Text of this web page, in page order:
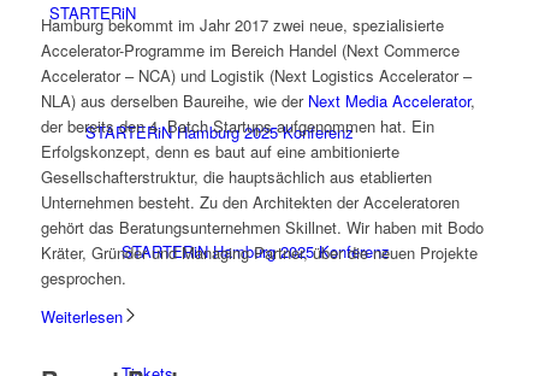
STARTERiN
STARTERiN Hamburg 2025 Konferenz
STARTERiN Hamburg 2025 Konferenz
Hamburg bekommt im Jahr 2017 zwei neue, spezialisierte
Accelerator-Programme im Bereich Handel (Next Commerce
Accelerator – NCA) und Logistik (Next Logistics Accelerator –
NLA) aus derselben Baureihe, wie der Next Media Accelerator,
der bereits den 4. Batch Startups aufgenommen hat. Ein
Erfolgskonzept, denn es baut auf eine ambitionierte
Gesellschafterstruktur, die hauptsächlich aus etablierten
Unternehmen besteht. Zu den Architekten der Acceleratoren
gehört das Beratungsunternehmen Skillnet. Wir haben mit Bodo
Kräter, Gründer und Managing Partner, über die neuen Projekte
gesprochen.
Weiterlesen